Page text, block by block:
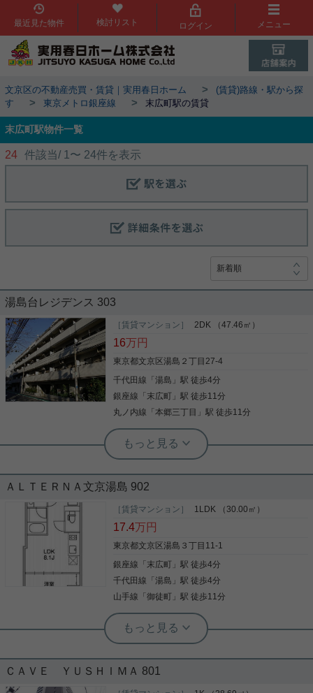
最近見た物件 検討リスト ログイン メニュー
文京区の不動産売買・賃貸｜実用春日ホーム >
(賃貸)路線・駅から探
す
> 東京メトロ銀座線 > 末広町駅の賃貸
末広町駅物件一覧
24 件該当/ 1 〜 24件を表示
湯島台レジデンス 303
［賃貸マンション］ 2DK （47.46㎡）
16万円
東京都文京区湯島２丁目27-4
千代田線 「湯島 」駅 徒歩4分
銀座線 「 末広町 」駅 徒歩11分
丸ノ内線 「本郷三丁目 」駅 徒歩11分
根津駅前センター（実用根津ホーム株式会社 根津駅前センター） スタ
ッフ小西
★人気エリア湯島に位置する広々２
DK！
周辺環境に関しましては ★スーパー・コンビニ・ド
ラッグストア等生活用品が充実♪ ★有名チェーン等
飲食店が豊富♪ ★上野まで繰り出せばたくさんのお
店が有り休日のショッピングにもオススメ♪ 基本
別・独立洗面台完備♪ ★オートロック・モニター付
きインターホン完備で防犯面も安心♪ ★駐車場・駐
輪場もあります♪ 上記の内容で立地も湯島まで徒歩
４分で路線も千代田線なので利便性が高いです♪ 設
備もお家賃と立地を考慮すれば十分なものになって
いるかと思います♪ 非常にオススメの物件ですので
ぜひ御一考頂けると幸いです♪ また内見のご予約・
ＡＬＴＥＲＮＡ文京湯島 902
［賃貸マンション］ 1LDK （30.00㎡）
17.4万円
東京都文京区湯島３丁目11-1
銀座線 「 末広町 」駅 徒歩4分
千代田線 「湯島 」駅 徒歩4分
山手線 「御徒町 」駅 徒歩11分
実用春日ホーム 春日町店 堀江健太郎
嬉しい敷礼ゼロ！しかもフリーレント1
ＣＡＶＥ ＹＵＳＨＩＭＡ 801